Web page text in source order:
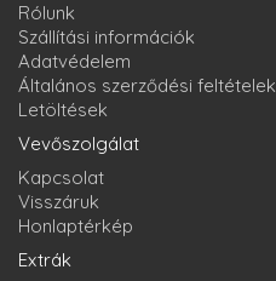
Rólunk
Szállítási információk
Adatvédelem
Általános szerződési feltételek
Letöltések
Vevőszolgálat
Kapcsolat
Visszáruk
Honlaptérkép
Extrák